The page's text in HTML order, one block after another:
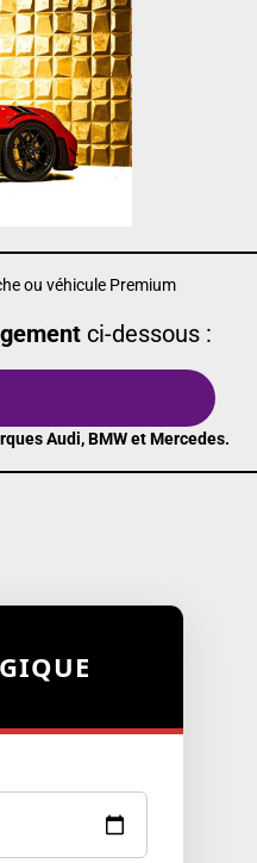
ou véhicule Premium
ci-dessous :
Audi, BMW et Mercedes.